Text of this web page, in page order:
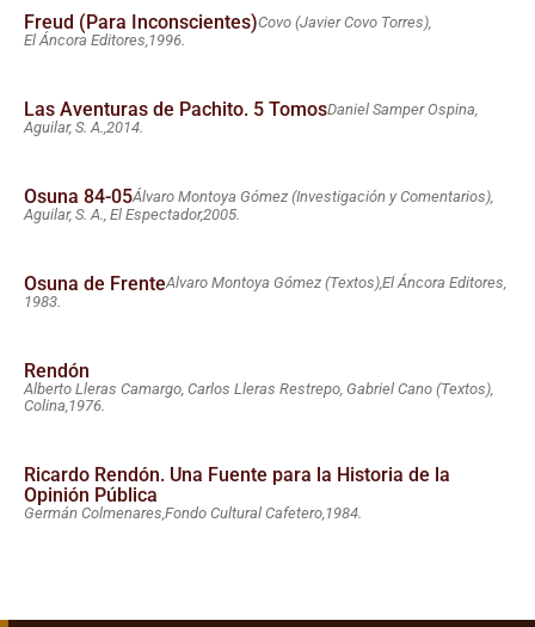
Freud (Para Inconscientes)Covo (Javier Covo Torres),
El Áncora Editores,1996.
Las Aventuras de Pachito. 5 TomosDaniel Samper Ospina,
Aguilar, S. A.,2014.
Osuna 84-05Álvaro Montoya Gómez (Investigación y Comentarios),
Aguilar, S. A., El Espectador,2005.
Osuna de FrenteAlvaro Montoya Gómez (Textos),El Áncora Editores,
1983.
Rendón
Alberto Lleras Camargo, Carlos Lleras Restrepo, Gabriel Cano (Textos),
Colina, 1976.
Ricardo Rendón. Una Fuente para la Historia de la
Opinión Pública
Germán Colmenares, Fondo Cultural Cafetero, 1984.